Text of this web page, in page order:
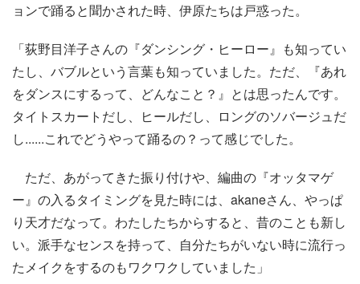
ョンで踊ると聞かされた時、伊原たちは戸惑った。
「荻野目洋子さんの『ダンシング・ヒーロー』も知ってい
たし、バブルという言葉も知っていました。ただ、『あれ
をダンスにするって、どんなこと？』とは思ったんです。
タイトスカートだし、ヒールだし、ロングのソバージュだ
し......これでどうやって踊るの？って感じでした。
ただ、あがってきた振り付けや、編曲の『オッタマゲ
ー』の入るタイミングを見た時には、akaneさん、やっぱ
り天才だなって。わたしたちからすると、昔のことも新し
い。派手なセンスを持って、自分たちがいない時に流行っ
たメイクをするのもワクワクしていました」